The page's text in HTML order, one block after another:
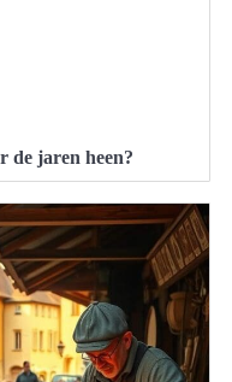
de jaren heen?